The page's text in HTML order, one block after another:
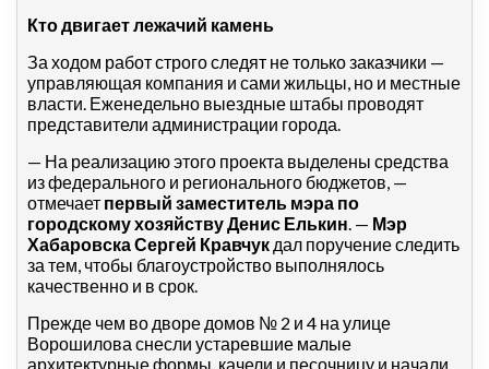
Кто двигает лежачий камень
За ходом работ строго следят не только заказчики —
управляющая компания и сами жильцы, но и местные
власти. Еженедельно выездные штабы проводят
представители администрации города.
— На реализацию этого проекта выделены средства
из федерального и регионального бюджетов, —
отмечает первый заместитель мэра по
городскому хозяйству Денис Елькин. — Мэр
Хабаровска Сергей Кравчук дал поручение следить
за тем, чтобы благоустройство выполнялось
качественно и в срок.
Прежде чем во дворе домов № 2 и 4 на улице
Ворошилова снесли устаревшие малые
архитектурные формы, качели и песочницу и начали